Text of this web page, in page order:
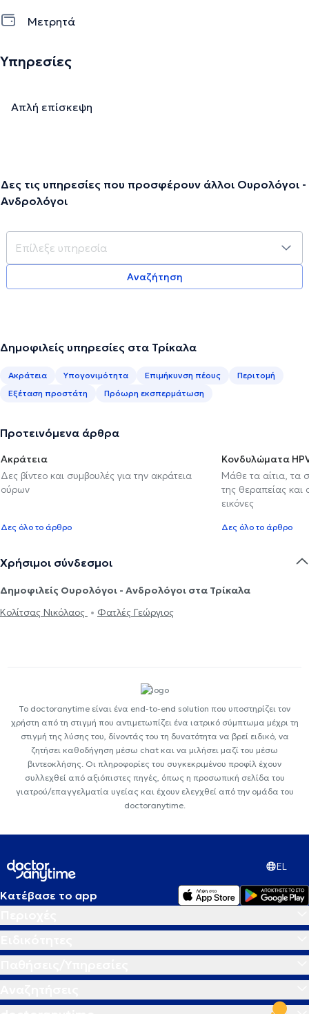
Μετρητά
Υπηρεσίες
Απλή επίσκεψη
Δες τις υπηρεσίες που προσφέρουν άλλοι Ουρολόγοι -
Ανδρολόγοι
Αναζήτηση
Δημοφιλείς υπηρεσίες στα Τρίκαλα
Ακράτεια Υπογονιμότητα Επιμήκυνση πέους
Περιτομή
Εξέταση προστάτη
Πρόωρη εκσπερμάτωση
Προτεινόμενα άρθρα
Ακράτεια
Δες βίντεο και συμβουλές για την ακράτεια
ούρων
Δες όλο το άρθρο
Κονδυλώματα
Μάθε τα αίτια, τα
της θεραπείας
εικόνες
Δες όλο το άρθρο
Χρήσιμοι σύνδεσμοι
Δημοφιλείς Ουρολόγοι - Ανδρολόγοι στα Τρίκαλα
Κολίτσας Νικόλαος
Φατλές Γεώργιος
Το doctoranytime είναι ένα end-to-end solution που υποστηρίζει τον
χρήστη από τη στιγμή που αντιμετωπίζει ένα ιατρικό σύμπτωμα μέχρι τη
στιγμή της λύσης του, δίνοντάς του τη δυνατότητα να βρεί ειδικό, να
ζητήσει καθοδήγηση μέσω chat και να μιλήσει μαζί του μέσω
βιντεοκλήσης. Οι πληροφορίες του συγκεκριμένου προφίλ έχουν
συλλεχθεί από αξιόπιστες πηγές, όπως η προσωπική σελίδα του
γιατρού/επαγγελματία υγείας και έχουν ελεγχθεί από την ομάδα του
doctoranytime.
EL
Κατέβασε το app